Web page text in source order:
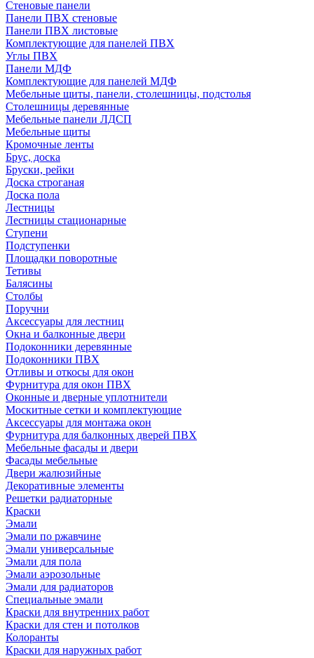
Стеновые панели
Панели ПВХ стеновые
Панели ПВХ листовые
Комплектующие для панелей ПВХ
Углы ПВХ
Панели МДФ
Комплектующие для панелей МДФ
Мебельные щиты, панели, столешницы, подстолья
Столешницы деревянные
Мебельные панели ЛДСП
Мебельные щиты
Кромочные ленты
Брус, доска
Бруски, рейки
Доска строганая
Доска пола
Лестницы
Лестницы стационарные
Ступени
Подступенки
Площадки поворотные
Тетивы
Балясины
Столбы
Поручни
Аксессуары для лестниц
Окна и балконные двери
Подоконники деревянные
Подоконники ПВХ
Отливы и откосы для окон
Фурнитура для окон ПВХ
Оконные и дверные уплотнители
Москитные сетки и комплектующие
Аксессуары для монтажа окон
Фурнитура для балконных дверей ПВХ
Мебельные фасады и двери
Фасады мебельные
Двери жалюзийные
Декоративные элементы
Решетки радиаторные
Краски
Эмали
Эмали по ржавчине
Эмали универсальные
Эмали для пола
Эмали аэрозольные
Эмали для радиаторов
Специальные эмали
Краски для внутренних работ
Краски для стен и потолков
Колоранты
Краски для наружных работ